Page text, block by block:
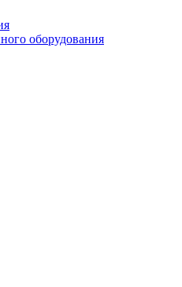
оборудования